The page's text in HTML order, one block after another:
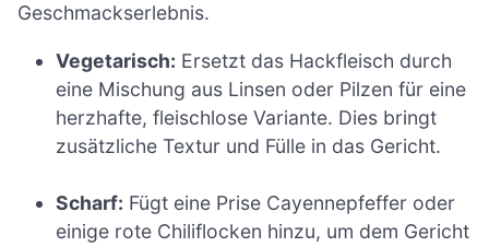
Geschmackserlebnis.
Vegetarisch: Ersetzt das Hackfleisch durch
eine Mischung aus Linsen oder Pilzen für eine
herzhafte, fleischlose Variante. Dies bringt
zusätzliche Textur und Fülle in das Gericht.
Scharf: Fügt eine Prise Cayennepfeffer oder
einige rote Chiliflocken hinzu, um dem Gericht